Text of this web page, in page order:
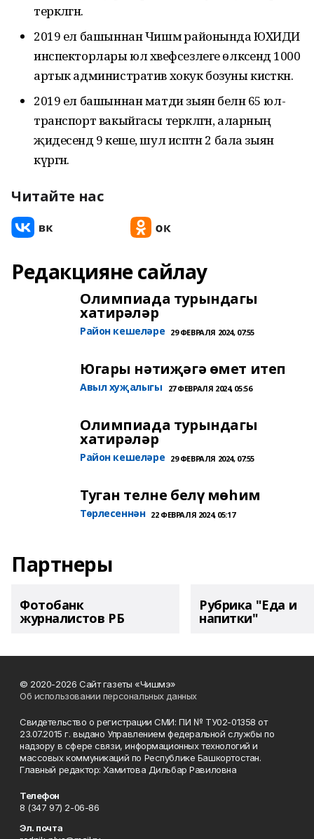
теркәлгән.
2019 ел башыннан Чишмә районында ЮХИДИ
инспекторлары юл хәвефсезлеге өлкәсендә 1000
артык административ хокук бозуны кисәткән.
2019 ел башыннан матди зыян белән 65 юл-
транспорт вакыйгасы теркәлгән, аларның
җидесендә 9 кеше, шул исәптән 2 бала зыян
күргән.
Читайте нас
Редакцияне сайлау
Олимпиада турындагы
хатирәләр
Район кешеләре 29 ФЕВРАЛЯ 2024, 07:55
Югары нәтиҗәгә өмет итеп
Авыл хуҗалыгы 27 ФЕВРАЛЯ 2024, 05:56
Олимпиада турындагы
хатирәләр
Район кешеләре 29 ФЕВРАЛЯ 2024, 07:55
Туган телне белү мөһим
Төрлесеннән 22 ФЕВРАЛЯ 2024, 05:17
Партнеры
Фотобанк
журналистов РБ
Рубрика "Еда и
напитки"
© 2020-2026 Сайт газеты «Чишмэ»
Об использовании персональных данных
Свидетельство о регистрации СМИ: ПИ № ТУ02-01358 от
23.07.2015 г. выдано Управлением федеральной службы по
надзору в сфере связи, информационных технологий и
массовых коммуникаций по Республике Башкортостан.
Главный редактор: Хамитова Дильбар Равиловна
Телефон
8 (347 97) 2-06-86
Эл. почта